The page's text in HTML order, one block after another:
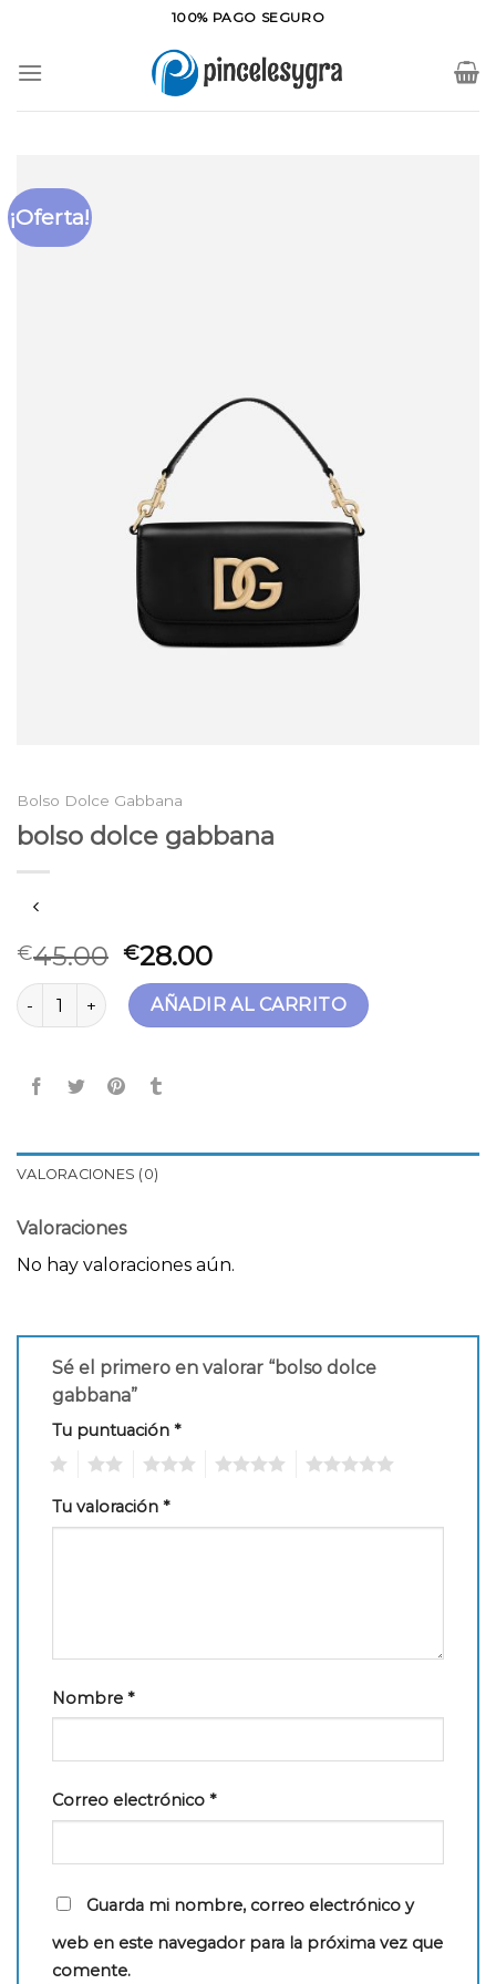
contenido
100% PAGO SEGURO
¡Oferta!
Bolso Dolce Gabbana
bolso dolce gabbana
€45.00 €28.00
bolso dolce gabbana cantidad
AÑADIR AL CARRITO
VALORACIONES (0)
Valoraciones
No hay valoraciones aún.
Sé el primero en valorar “bolso dolce
gabbana”
Tu puntuación *
Tu valoración *
Nombre *
Correo electrónico *
Guarda mi nombre, correo electrónico y
web en este navegador para la próxima vez que
comente.